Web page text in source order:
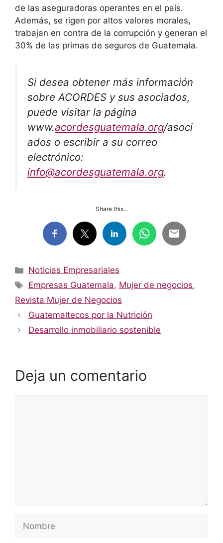
de las aseguradoras operantes en el país.
Además, se rigen por altos valores morales,
trabajan en contra de la corrupción y generan el
30% de las primas de seguros de Guatemala.
Si desea obtener más información
sobre ACORDES y sus asociados,
puede visitar la página
www.acordesguatemala.org/asoci
ados o escribir a su correo
electrónico:
info@acordesguatemala.org.
Share this...
Categorías
Noticias Empresariales
Etiquetas
Empresas Guatemala, Mujer de negocios,
Revista Mujer de Negocios
Guatemaltecos por la Nutrición
Desarrollo inmobiliario sostenible
Deja un comentario
Nombre